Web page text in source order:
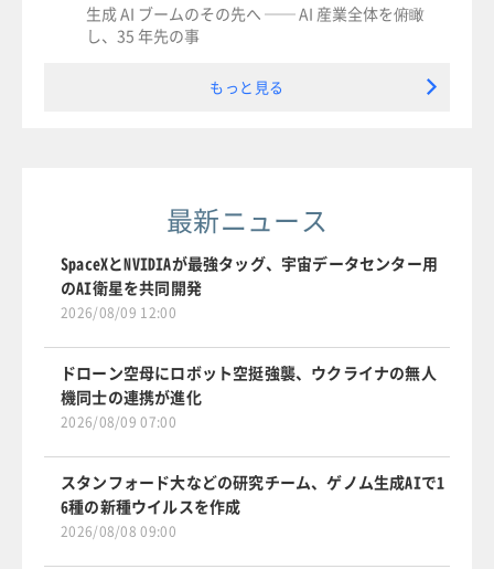
生成 AI ブームのその先へ ── AI 産業全体を俯瞰
し、35 年先の事
もっと見る
最新ニュース
SpaceXとNVIDIAが最強タッグ、宇宙データセンター用
のAI衛星を共同開発
2026/08/09 12:00
ドローン空母にロボット空挺強襲、ウクライナの無人
機同士の連携が進化
2026/08/09 07:00
スタンフォード大などの研究チーム、ゲノム生成AIで1
6種の新種ウイルスを作成
2026/08/08 09:00